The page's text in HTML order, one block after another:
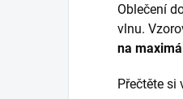
Oblečení
vlnu.
na
Přečtěte si